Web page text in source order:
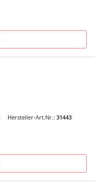
Hersteller-Art.Nr.: 31443